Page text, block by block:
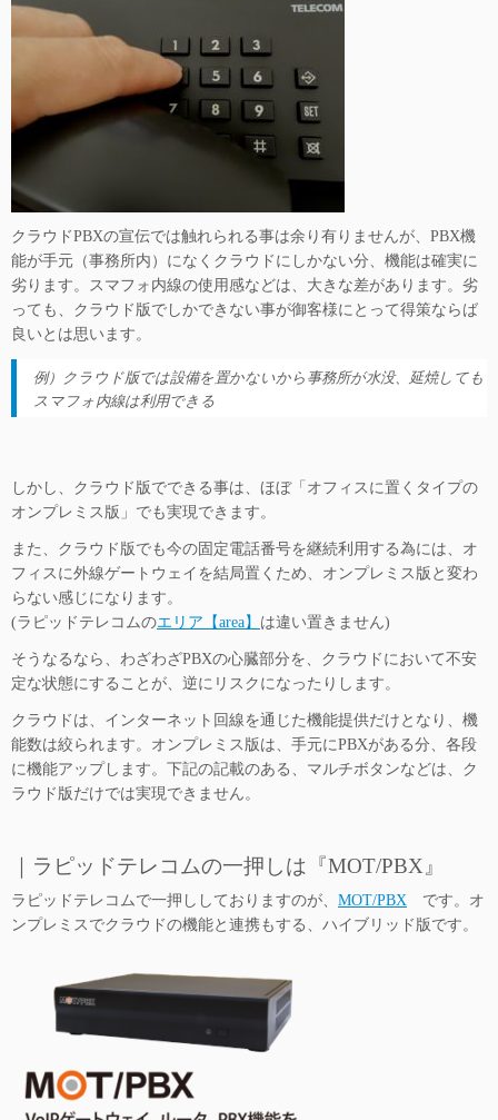
クラウドPBXの宣伝では触れられる事は余り有りませんが、PBX機
能が手元（事務所内）になくクラウドにしかない分、機能は確実に
劣ります。スマフォ内線の使用感などは、大きな差があります。 劣
っても、クラウド版でしかできない事が御客様にとって得策ならば
良いとは思います。
例）クラウド版では設備を置かないから事務所が水没、延焼しても
スマフォ内線は利用できる
しかし、クラウド版でできる事は、 ほぼ「オフィスに置くタイプの
オンプレミス版」でも実現できます。
また、クラウド版でも今の固定電話番号を継続利用する為には、オ
フィスに外線ゲートウェイを結局置くため、オンプレミス版と変わ
らない感じになります。
(ラピッドテレコムのエリア【area】 は違い置きません)
そうなるなら、わざわざPBXの心臓部分を、クラウドにおいて不安
定な状態にすることが、逆にリスクになったりします。
クラウドは、インターネット回線を通じた機能提供だけとなり、機
能数は絞られます。オンプレミス版は、手元にPBXがある分、各段
に機能アップします。下記の記載のある、マルチボタンなどは、ク
ラウド版だけでは実現できません。
｜ラピッドテレコムの一押しは『MOT/PBX』
ラピッドテレコムで一押ししておりますのが、 MOT/PBX です。オ
ンプレミスでクラウドの機能と連携もする、ハイブリッド版です。